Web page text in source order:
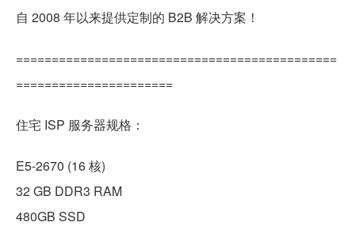
自 2008 年以来提供定制的 B2B 解决方案！
=============================================
======================
住宅 ISP 服务器规格：
E5-2670 (16 核)
32 GB DDR3 RAM
480GB SSD